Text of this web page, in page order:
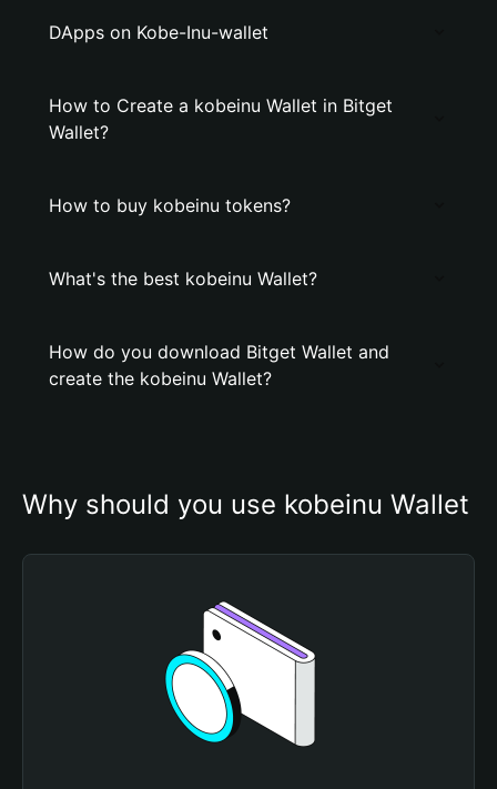
DApps on Kobe-Inu-wallet
How to Create a kobeinu Wallet in Bitget
Wallet?
How to buy kobeinu tokens?
What's the best kobeinu Wallet?
How do you download Bitget Wallet and
create the kobeinu Wallet?
Why should you use kobeinu Wallet